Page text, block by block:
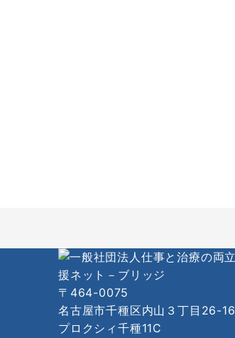
〒464-0075
名古屋市千種区内山３丁目26-16
プロクシィ千種11C